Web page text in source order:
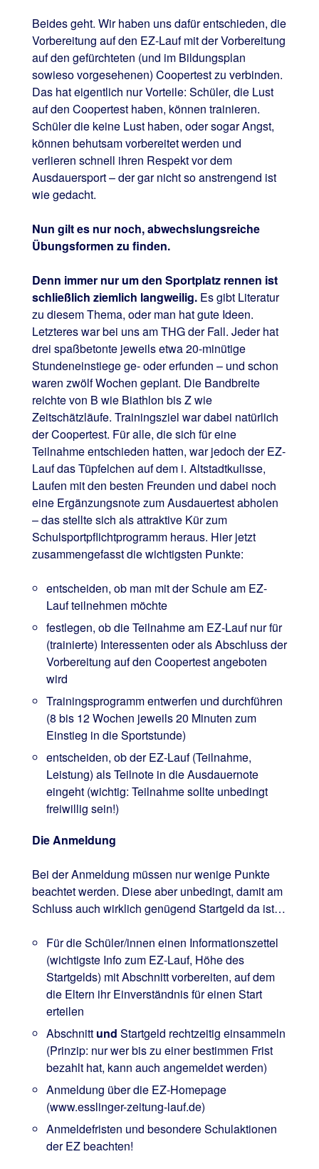
Beides geht. Wir haben uns dafür entschieden, die
Vorbereitung auf den EZ-Lauf mit der Vorbereitung
auf den gefürchteten (und im Bildungsplan
sowieso vorgesehenen) Coopertest zu verbinden.
Das hat eigentlich nur Vorteile: Schüler, die Lust
auf den Coopertest haben, können trainieren.
Schüler die keine Lust haben, oder sogar Angst,
können behutsam vorbereitet werden und
verlieren schnell ihren Respekt vor dem
Ausdauersport – der gar nicht so anstrengend ist
wie gedacht.
Nun gilt es nur noch, abwechslungsreiche
Übungsformen zu finden.
Denn immer nur um den Sportplatz rennen ist
schließlich ziemlich langweilig.Es gibt Literatur
zu diesem Thema, oder man hat gute Ideen.
Letzteres war bei uns am THG der Fall. Jeder hat
drei spaßbetonte jeweils etwa 20-minütige
Stundeneinstiege ge- oder erfunden – und schon
waren zwölf Wochen geplant. Die Bandbreite
reichte von B wie Biathlon bis Z wie
Zeitschätzläufe. Trainingsziel war dabei natürlich
der Coopertest. Für alle, die sich für eine
Teilnahme entschieden hatten, war jedoch der EZ-
Lauf das Tüpfelchen auf dem i. Altstadtkulisse,
Laufen mit den besten Freunden und dabei noch
eine Ergänzungsnote zum Ausdauertest abholen
– das stellte sich als attraktive Kür zum
Schulsportpflichtprogramm heraus. Hier jetzt
zusammengefasst die wichtigsten Punkte:
entscheiden, ob man mit der Schule am EZ-
Lauf teilnehmen möchte
festlegen, ob die Teilnahme am EZ-Lauf nur für
(trainierte) Interessenten oder als Abschluss der
Vorbereitung auf den Coopertest angeboten
wird
Trainingsprogramm entwerfen und durchführen
(8 bis 12 Wochen jeweils 20 Minuten zum
Einstieg in die Sportstunde)
entscheiden, ob der EZ-Lauf (Teilnahme,
Leistung) als Teilnote in die Ausdauernote
eingeht (wichtig: Teilnahme sollte unbedingt
freiwillig sein!)
Die Anmeldung
Bei der Anmeldung müssen nur wenige Punkte
beachtet werden. Diese aber unbedingt, damit am
Schluss auch wirklich genügend Startgeld da ist…
Für die Schüler/innen einen Informationszettel
(wichtigste Info zum EZ-Lauf, Höhe des
Startgelds) mit Abschnitt vorbereiten, auf dem
die Eltern ihr Einverständnis für einen Start
erteilen
Abschnitt und Startgeld rechtzeitig einsammeln
(Prinzip: nur wer bis zu einer bestimmen Frist
bezahlt hat, kann auch angemeldet werden)
Anmeldung über die EZ-Homepage
(www.esslinger-zeitung-lauf.de)
Anmeldefristen und besondere Schulaktionen
der EZ beachten!